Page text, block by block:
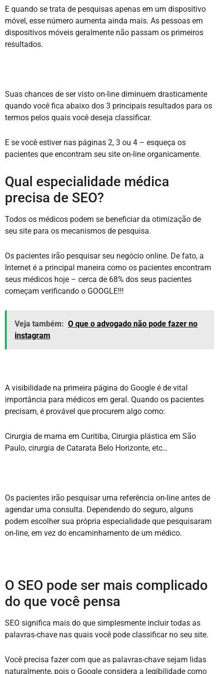
E quando se trata de pesquisas apenas em um dispositivo
móvel, esse número aumenta ainda mais. As pessoas em
dispositivos móveis geralmente não passam os primeiros
resultados.
Suas chances de ser visto on-line diminuem drasticamente
quando você fica abaixo dos 3 principais resultados para os
termos pelos quais você deseja classificar.
E se você estiver nas páginas 2, 3 ou 4 – esqueça os
pacientes que encontram seu site on-line organicamente.
Qual especialidade médica
precisa de SEO?
Todos os médicos podem se beneficiar da otimização de
seu site para os mecanismos de pesquisa.
Os pacientes irão pesquisar seu negócio online. De fato, a
Internet é a principal maneira como os pacientes encontram
seus médicos hoje – cerca de 68% dos seus pacientes
começam verificando o GOOGLE!!!
Veja também: O que o advogado não pode fazer no
instagram
A visibilidade na primeira página do Google é de vital
importância para médicos em geral. Quando os pacientes
precisam, é provável que procurem algo como:
Cirurgia de mama em Curitiba, Cirurgia plástica em São
Paulo, cirurgia de Catarata Belo Horizonte, etc…
Os pacientes irão pesquisar uma referência on-line antes de
agendar uma consulta. Dependendo do seguro, alguns
podem escolher sua própria especialidade que pesquisaram
on-line, em vez do encaminhamento de um médico.
O SEO pode ser mais complicado
do que você pensa
SEO significa mais do que simplesmente incluir todas as
palavras-chave nas quais você pode classificar no seu site.
Você precisa fazer com que as palavras-chave sejam lidas
naturalmente, pois o Google considera a legibilidade como